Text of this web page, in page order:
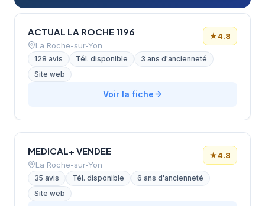
ACTUAL LA ROCHE 1196
La Roche-sur-Yon
★4.8
128 avis Tél. disponible
3 ans d'ancienneté
Site web
Voir la fiche
MEDICAL+ VENDEE
La Roche-sur-Yon
★4.8
35 avis Tél. disponible
6 ans d'ancienneté
Site web